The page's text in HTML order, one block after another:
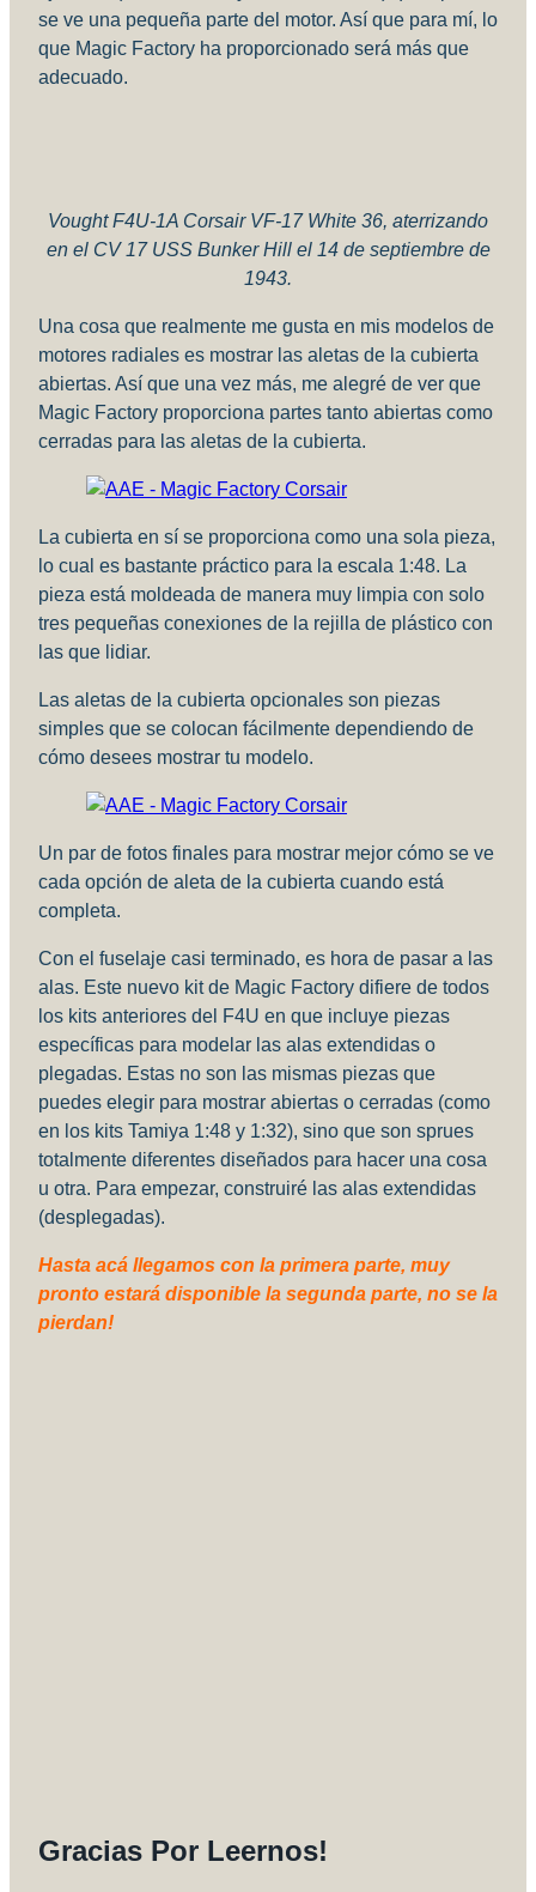
se ve una pequeña parte del motor. Así que para mí, lo
que Magic Factory ha proporcionado será más que
adecuado.
Vought F4U-1A Corsair VF-17 White 36, aterrizando
en el CV 17 USS Bunker Hill el 14 de septiembre de
1943.
Una cosa que realmente me gusta en mis modelos de
motores radiales es mostrar las aletas de la cubierta
abiertas. Así que una vez más, me alegré de ver que
Magic Factory proporciona partes tanto abiertas como
cerradas para las aletas de la cubierta.
La cubierta en sí se proporciona como una sola pieza,
lo cual es bastante práctico para la escala 1:48. La
pieza está moldeada de manera muy limpia con solo
tres pequeñas conexiones de la rejilla de plástico con
las que lidiar.
Las aletas de la cubierta opcionales son piezas
simples que se colocan fácilmente dependiendo de
cómo desees mostrar tu modelo.
Un par de fotos finales para mostrar mejor cómo se ve
cada opción de aleta de la cubierta cuando está
completa.
Con el fuselaje casi terminado, es hora de pasar a las
alas. Este nuevo kit de Magic Factory difiere de todos
los kits anteriores del F4U en que incluye piezas
específicas para modelar las alas extendidas o
plegadas. Estas no son las mismas piezas que
puedes elegir para mostrar abiertas o cerradas (como
en los kits Tamiya 1:48 y 1:32), sino que son sprues
totalmente diferentes diseñados para hacer una cosa
u otra. Para empezar, construiré las alas extendidas
(desplegadas).
Hasta acá llegamos con la primera parte, muy
pronto estará disponible la segunda parte, no se la
pierdan!
Gracias Por Leernos!